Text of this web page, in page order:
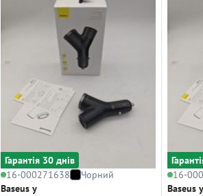
Гарантiя 30 днiв
16-000271638
Чорний
Baseus y
16-
Baseus y